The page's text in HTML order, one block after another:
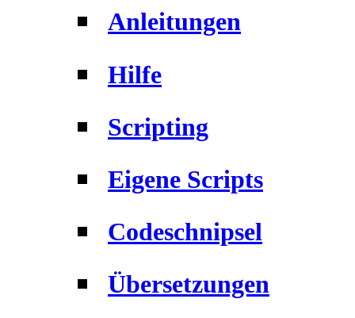
Anleitungen
Hilfe
Scripting
Eigene Scripts
Codeschnipsel
Übersetzungen